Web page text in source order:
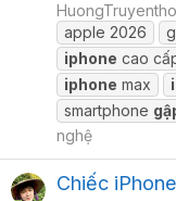
apple 2026
iphone cao
iphone max
smartphone
nghệ
Chiếc